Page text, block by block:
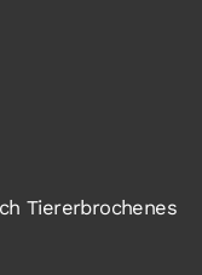
Tiererbrochenes